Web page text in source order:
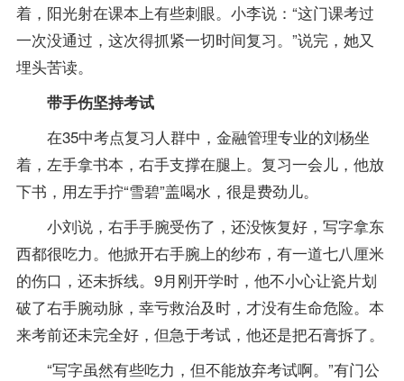
着，阳光射在课本上有些刺眼。小李说：“这门课考过
一次没通过，这次得抓紧一切时间复习。”说完，她又
埋头苦读。
带手伤坚持考试
在35中考点复习人群中，金融管理专业的刘杨坐
着，左手拿书本，右手支撑在腿上。复习一会儿，他放
下书，用左手拧“雪碧”盖喝水，很是费劲儿。
小刘说，右手手腕受伤了，还没恢复好，写字拿东
西都很吃力。他掀开右手腕上的纱布，有一道七八厘米
的伤口，还未拆线。9月刚开学时，他不小心让瓷片划
破了右手腕动脉，幸亏救治及时，才没有生命危险。本
来考前还未完全好，但急于考试，他还是把石膏拆了。
“写字虽然有些吃力，但不能放弃考试啊。”有门公